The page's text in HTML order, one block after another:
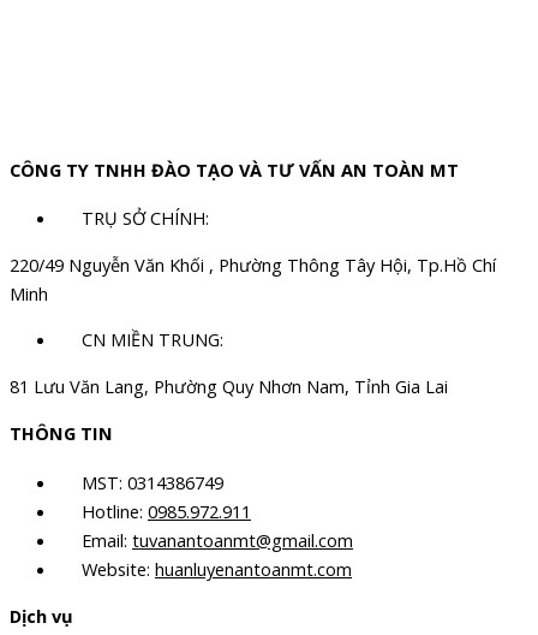
CÔNG TY TNHH ĐÀO TẠO VÀ TƯ VẤN AN TOÀN MT
TRỤ SỞ CHÍNH:
220/49 Nguyễn Văn Khối , Phường Thông Tây Hội, Tp.Hồ Chí
Minh
CN MIỀN TRUNG:
81 Lưu Văn Lang, Phường Quy Nhơn Nam, Tỉnh Gia Lai
THÔNG TIN
MST: 0314386749
Hotline: 0985.972.911
Email: tuvanantoanmt@gmail.com
Website: huanluyenantoanmt.com
Dịch vụ